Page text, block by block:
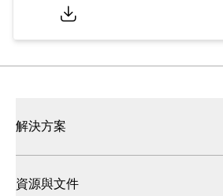
解決方案
資源與文件